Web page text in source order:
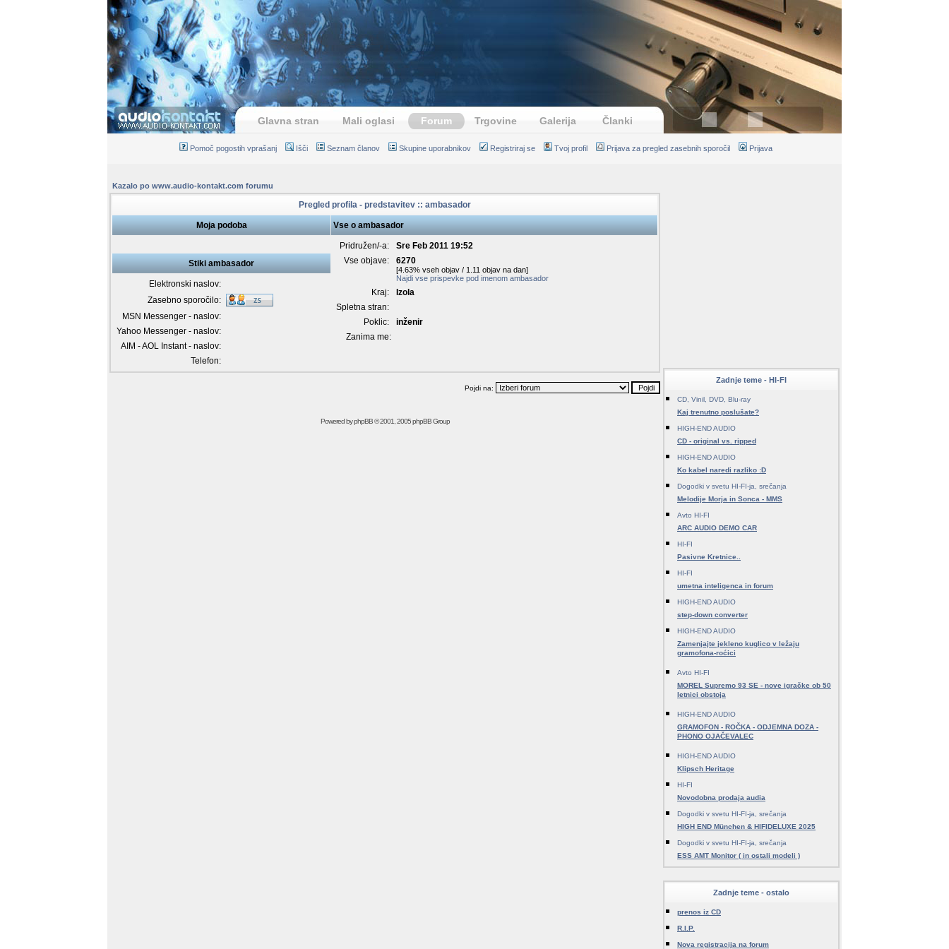
Glavna stran Mali oglasi Forum Trgovine Galerija Članki
Pomoč pogostih vprašanj Išči Seznam članov Skupine uporabnikov Registriraj se Tvoj profil Prijava za pregled zasebnih sporočil Prijava
Kazalo po www.audio-kontakt.com forumu
Pregled profila - predstavitev :: ambasador
Moja podoba Vse o ambasador
Pridružen/-a:
Sre Feb 2011 19:52
Vse objave:
6270
[4.63% vseh objav / 1.11 objav na dan]
Najdi vse prispevke pod imenom ambasador
Kraj:
Izola
Spletna stran:
Poklic:
inženir
Zanima me:
Stiki ambasador
Elektronski naslov:
Zasebno sporočilo:
MSN Messenger - naslov:
Yahoo Messenger - naslov:
AIM - AOL Instant - naslov:
Telefon:
Pojdi na:
Powered byphpBB© 2001, 2005 phpBB Group
Zadnje teme - HI-FI
CD, Vinil, DVD, Blu-ray
Kaj trenutno poslušate?
HIGH-END AUDIO
CD - original vs. ripped
HIGH-END AUDIO
Ko kabel naredi razliko :D
Dogodki v svetu HI-FI-ja, srečanja
Melodije Morja in Sonca - MMS
Avto HI-FI
ARC AUDIO DEMO CAR
HI-FI
Pasivne Kretnice..
HI-FI
umetna inteligenca in forum
HIGH-END AUDIO
step-down converter
HIGH-END AUDIO
Zamenjajte jekleno kuglico v ležaju
gramofona-roćici
Avto HI-FI
MOREL Supremo 93 SE - nove igračke ob 50
letnici obstoja
HIGH-END AUDIO
GRAMOFON - ROČKA - ODJEMNA DOZA -
PHONO OJAČEVALEC
HIGH-END AUDIO
Klipsch Heritage
HI-FI
Novodobna prodaja audia
Dogodki v svetu HI-FI-ja, srečanja
HIGH END München & HIFIDELUXE 2025
Dogodki v svetu HI-FI-ja, srečanja
ESS AMT Monitor ( in ostali modeli )
Zadnje teme - ostalo
prenos iz CD
R.I.P.
Nova registracija na forum